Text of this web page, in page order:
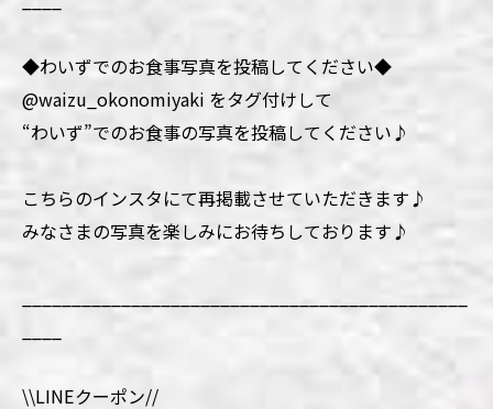
◆わいずでのお食事写真を投稿してください◆
@waizu_okonomiyaki をタグ付けして
“わいず”でのお食事の写真を投稿してください♪
こちらのインスタにて再掲載させていただきます♪
みなさまの写真を楽しみにお待ちしております♪
\\LINEクーポン//